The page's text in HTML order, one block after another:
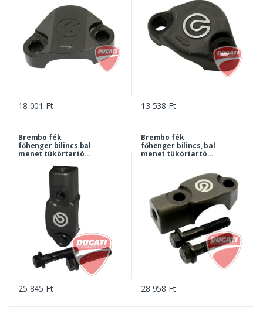
18 001 Ft 13 538 Ft
Brembo fék
főhenger bilincs bal
menet tükörtartó
RCS 15/19 | 10A26390
25 845 Ft
Brembo fék
főhenger bilincs, bal
menet tükörtartó
28 958 Ft